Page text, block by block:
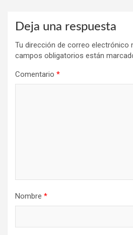
Deja una respuesta
Tu dirección de correo electrónico
campos obligatorios están
Comentario *
Nombre *